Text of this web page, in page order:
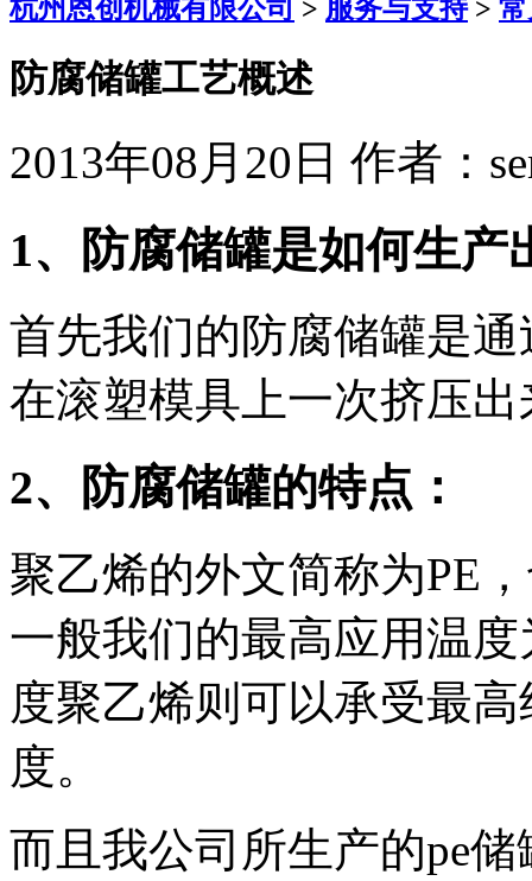
杭州恩创机械有限公司 > 服务与支持>
防腐储罐工艺概述
2013年08月20日 作者：
1、防腐储罐是如何生产
首先我们的防腐储罐是
在滚塑模具上一次挤压
2、防腐储罐的特点：
聚乙烯的外文简称为PE
一般我们的最高应用温
度聚乙烯则可以承受最
度。
而且我公司所生产的pe